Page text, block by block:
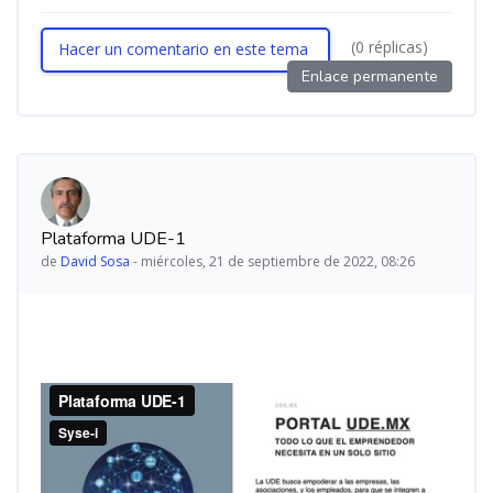
Hacer un comentario en este tema
(0 réplicas)
Enlace permanente
Plataforma UDE-1
de David Sosa - miércoles, 21 de septiembre de 2022, 08:26